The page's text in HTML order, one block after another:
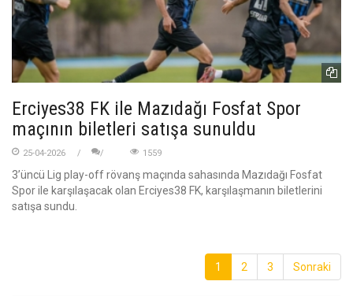
Erciyes38 FK ile Mazıdağı Fosfat Spor
maçının biletleri satışa sunuldu
25-04-2026 1559
3’üncü Lig play-off rövanş maçında sahasında Mazıdağı Fosfat
Spor ile karşılaşacak olan Erciyes38 FK, karşılaşmanın biletlerini
satışa sundu.
1 2 3 Sonraki